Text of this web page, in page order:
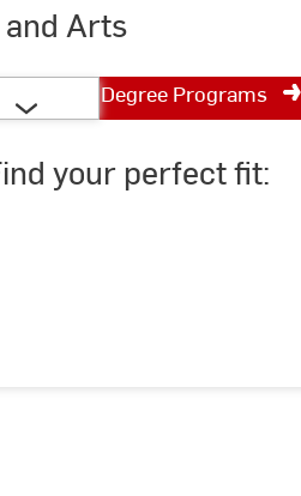
Arts
Degree Programs
your perfect fit: